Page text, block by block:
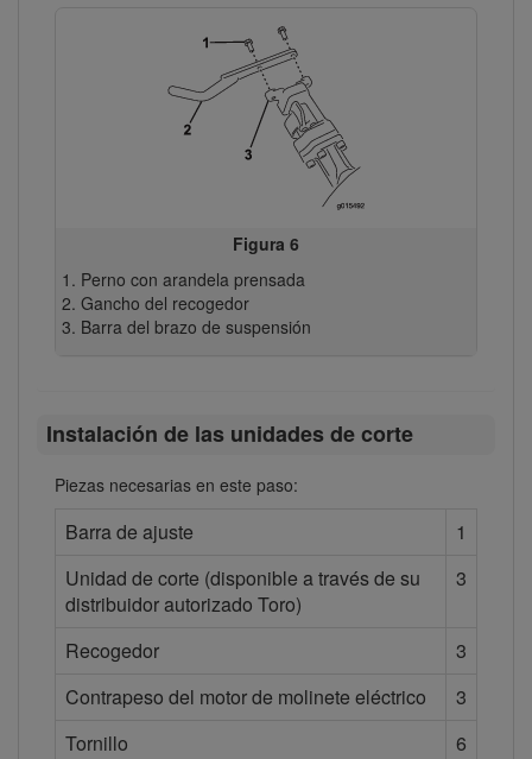
Figura 6
Perno con arandela prensada
Gancho del recogedor
Barra del brazo de suspensión
Instalación de las unidades de corte
Piezas necesarias en este paso:
Barra de ajuste
1
Unidad de corte (disponible a través de su
distribuidor autorizado Toro)
3
Recogedor
3
Contrapeso del motor de molinete eléctrico
3
Tornillo
6